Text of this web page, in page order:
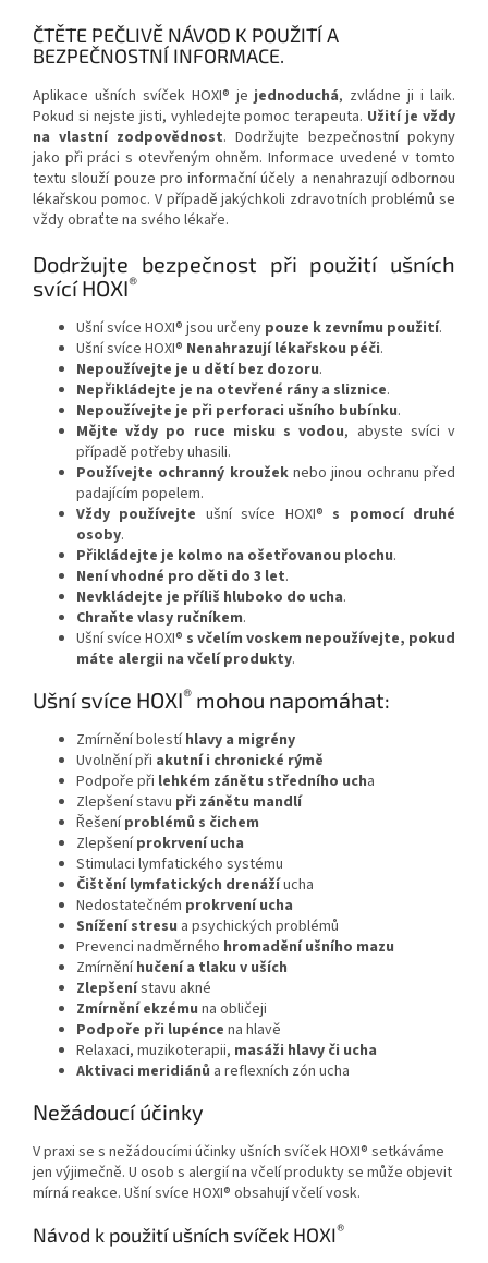
ČTĚTE PEČLIVĚ NÁVOD K POUŽITÍ A
BEZPEČNOSTNÍ INFORMACE.
Aplikace ušních svíček HOXI® jejednoduchá, zvládne ji i laik.
Pokud si nejste jisti, vyhledejte pomoc terapeuta. Užití je vždy
na vlastní zodpovědnost. Dodržujte bezpečnostní pokyny
jako při práci s otevřeným ohněm. Informace uvedené v tomto
textu slouží pouze pro informační účely a nenahrazují odbornou
lékařskou pomoc. V případě jakýchkoli zdravotních problémů se
vždy obraťte na svého lékaře.
Dodržujte bezpečnost při použití ušních
svící HOXI®
Ušní svíce HOXI® jsou určeny pouze k zevnímu použití.
Ušní svíce HOXI® Nenahrazují lékařskou péči.
Nepoužívejte je u dětí bez dozoru.
Nepřikládejte je na otevřené rány a sliznice.
Nepoužívejte je při perforaci ušního bubínku.
Mějte vždy po ruce misku s vodou, abyste svíci v
případě potřeby uhasili.
Používejte ochranný kroužeknebo jinou ochranu před
padajícím popelem.
Vždy používejte ušní svíce HOXI® s pomocí druhé
osoby.
Přikládejte je kolmo na ošetřovanou plochu.
Není vhodné pro děti do 3 let.
Nevkládejte je příliš hluboko do ucha.
Chraňte vlasy ručníkem.
Ušní svíce HOXI® s včelím voskem nepoužívejte, pokud
máte alergii na včelí produkty.
Ušní svíce HOXI® mohou napomáhat:
Zmírnění bolestíhlavy a migrény
Uvolnění při akutní i chronické rýmě
Podpoře při lehkém zánětu středního ucha
Zlepšení stavu při zánětu mandlí
Řešeníproblémů s čichem
Zlepšeníprokrvení ucha
Stimulaci lymfatického systému
Čištění lymfatických drenážíucha
Nedostatečném prokrvení ucha
Snížení stresu a psychických problémů
Prevenci nadměrného hromadění ušního mazu
Zmírněníhučení a tlaku v uších
Zlepšenístavu akné
Zmírnění ekzému na obličeji
Podpoře při lupénce na hlavě
Relaxaci, muzikoterapii, masáži hlavy či ucha
Aktivaci meridiánů a reflexních zón ucha
Nežádoucí účinky
V praxi se s nežádoucími účinky ušních svíček HOXI® setkáváme
jen výjimečně. U osob s alergií na včelí produkty se může objevit
mírná reakce. Ušní svíce HOXI® obsahují včelí vosk.
Návod k použití ušních svíček HOXI®